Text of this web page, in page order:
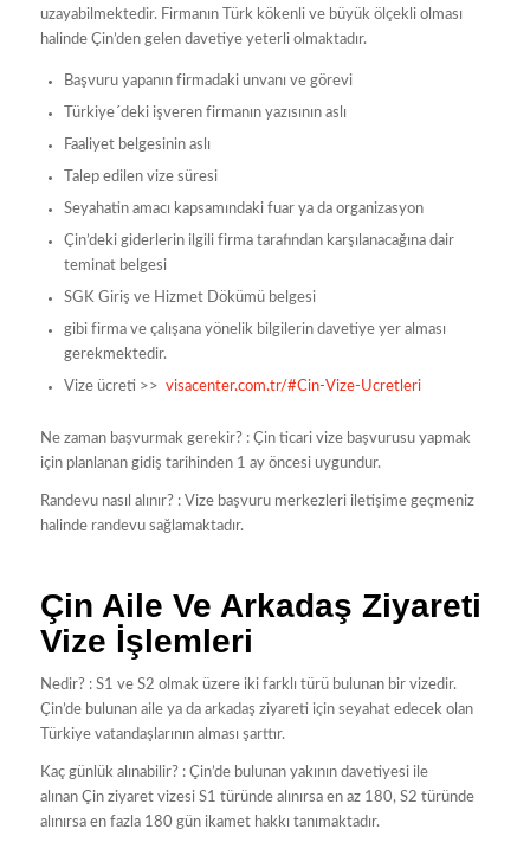
uzayabilmektedir. Firmanın Türk kökenli ve büyük ölçekli olması
halinde Çin’den gelen davetiye yeterli olmaktadır.
Başvuru yapanın firmadaki unvanı ve görevi
Türkiye´deki işveren firmanın yazısının aslı
Faaliyet belgesinin aslı
Talep edilen vize süresi
Seyahatin amacı kapsamındaki fuar ya da organizasyon
Çin’deki giderlerin ilgili firma tarafından karşılanacağına dair
teminat belgesi
SGK Giriş ve Hizmet Dökümü belgesi
gibi firma ve çalışana yönelik bilgilerin davetiye yer alması
gerekmektedir.
Vize ücreti >> visacenter.com.tr/#Cin-Vize-Ucretleri
Ne zaman başvurmak gerekir? : Çin ticari vize başvurusu yapmak
için planlanan gidiş tarihinden 1 ay öncesi uygundur.
Randevu nasıl alınır? : Vize başvuru merkezleri iletişime geçmeniz
halinde randevu sağlamaktadır.
Çin Aile Ve Arkadaş Ziyareti
Vize İşlemleri
Nedir? : S1 ve S2 olmak üzere iki farklı türü bulunan bir vizedir.
Çin’de bulunan aile ya da arkadaş ziyareti için seyahat edecek olan
Türkiye vatandaşlarının alması şarttır.
Kaç günlük alınabilir? : Çin’de bulunan yakının davetiyesi ile
alınan Çin ziyaret vizesi S1 türünde alınırsa en az 180, S2 türünde
alınırsa en fazla 180 gün ikamet hakkı tanımaktadır.